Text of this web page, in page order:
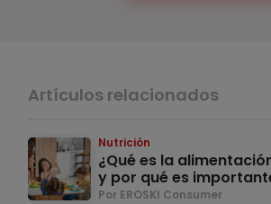
Artículos relacionados
Nutrición
¿Qué es la
y por qué es
Por EROSKI Consumer